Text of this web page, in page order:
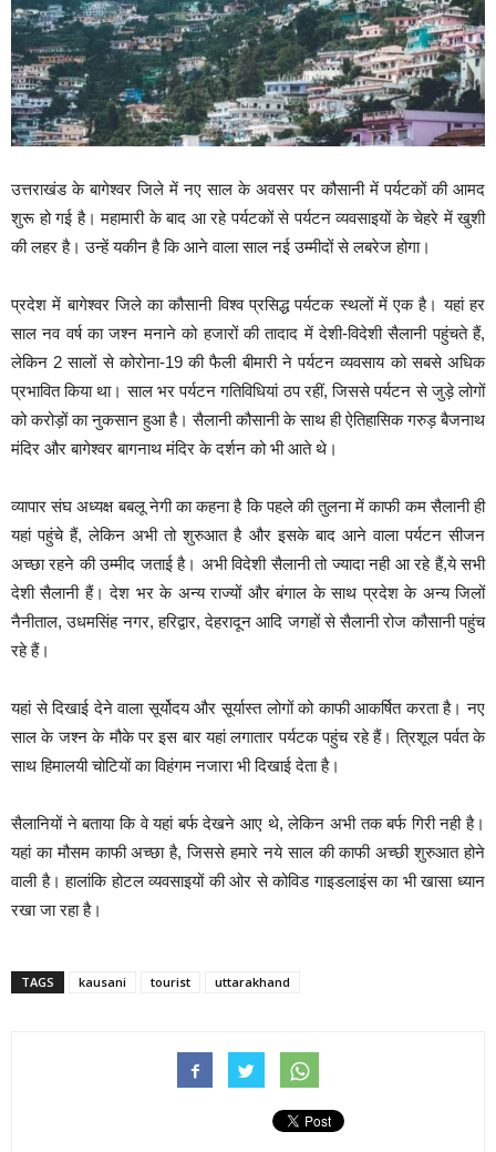
उत्तराखंड के बागेश्वर जिले में नए साल के अवसर पर कौसानी में पर्यटकों की आमद
शुरू हो गई है। महामारी के बाद आ रहे पर्यटकों से पर्यटन व्यवसाइयों के चेहरे में खुशी
की लहर है। उन्हें यकीन है कि आने वाला साल नई उम्मीदों से लबरेज होगा।
प्रदेश में बागेश्वर जिले का कौसानी विश्व प्रसिद्ध पर्यटक स्थलों में एक है। यहां हर
साल नव वर्ष का जश्न मनाने को हजारों की तादाद में देशी-विदेशी सैलानी पहुंचते हैं,
लेकिन 2 सालों से कोरोना-19 की फैली बीमारी ने पर्यटन व्यवसाय को सबसे अधिक
प्रभावित किया था। साल भर पर्यटन गतिविधियां ठप रहीं, जिससे पर्यटन से जुड़े लोगों
को करोड़ों का नुकसान हुआ है। सैलानी कौसानी के साथ ही ऐतिहासिक गरुड़ बैजनाथ
मंदिर और बागेश्वर बागनाथ मंदिर के दर्शन को भी आते थे।
व्यापार संघ अध्यक्ष बबलू नेगी का कहना है कि पहले की तुलना में काफी कम सैलानी ही
यहां पहुंचे हैं, लेकिन अभी तो शुरुआत है और इसके बाद आने वाला पर्यटन सीजन
अच्छा रहने की उम्मीद जताई है। अभी विदेशी सैलानी तो ज्यादा नही आ रहे हैं,ये सभी
देशी सैलानी हैं। देश भर के अन्य राज्यों और बंगाल के साथ प्रदेश के अन्य जिलों
नैनीताल, उधमसिंह नगर, हरिद्वार, देहरादून आदि जगहों से सैलानी रोज कौसानी पहुंच
रहे हैं।
यहां से दिखाई देने वाला सूर्योदय और सूर्यास्त लोगों को काफी आकर्षित करता है। नए
साल के जश्न के मौके पर इस बार यहां लगातार पर्यटक पहुंच रहे हैं। त्रिशूल पर्वत के
साथ हिमालयी चोटियों का विहंगम नजारा भी दिखाई देता है।
सैलानियों ने बताया कि वे यहां बर्फ देखने आए थे, लेकिन अभी तक बर्फ गिरी नही है।
यहां का मौसम काफी अच्छा है, जिससे हमारे नये साल की काफी अच्छी शुरुआत होने
वाली है। हालांकि होटल व्यवसाइयों की ओर से कोविड गाइडलाइंस का भी खासा ध्यान
रखा जा रहा है।
TAGS kausani tourist uttarakhand